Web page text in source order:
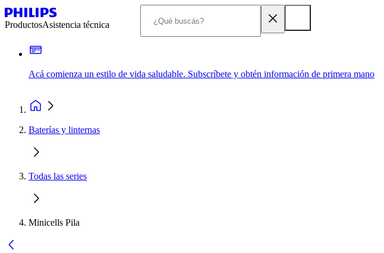
ProductosAsistencia técnica
Acá comienza un estilo de vida saludable. Subscríbete y obtén información de primera mano
Baterías y linternas
Todas las series
Minicells Pila